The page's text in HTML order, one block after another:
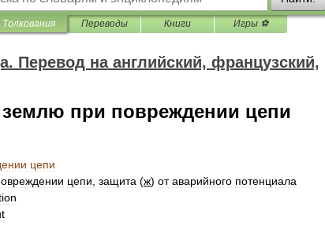
Толкования Переводы Книги Игры ⚽
Перевод на английский, французский,
землю при повреждении цепи
цепи
цепи защита (ж) от аварийного потенциала